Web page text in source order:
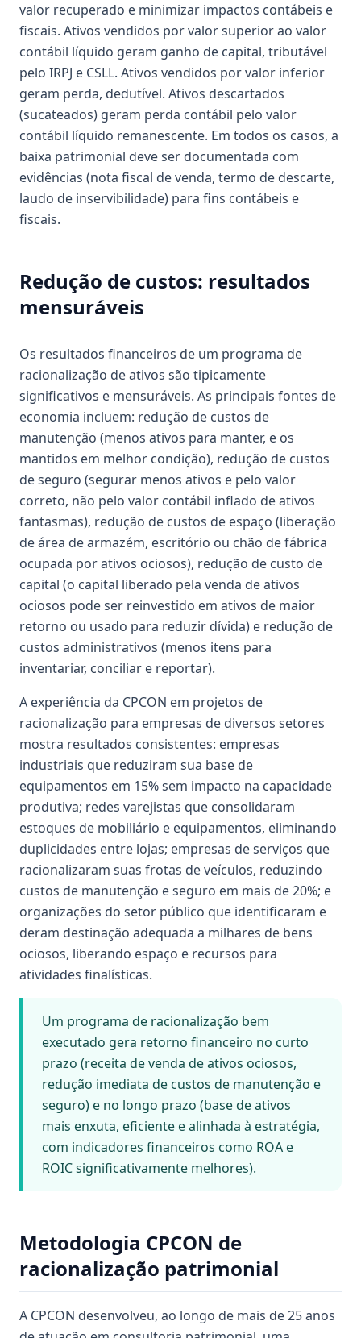
valor recuperado e minimizar impactos contábeis e
fiscais. Ativos vendidos por valor superior ao valor
contábil líquido geram ganho de capital, tributável
pelo IRPJ e CSLL. Ativos vendidos por valor inferior
geram perda, dedutível. Ativos descartados
(sucateados) geram perda contábil pelo valor
contábil líquido remanescente. Em todos os casos, a
baixa patrimonial deve ser documentada com
evidências (nota fiscal de venda, termo de descarte,
laudo de inservibilidade) para fins contábeis e
fiscais.
Redução de custos: resultados
mensuráveis
Os resultados financeiros de um programa de
racionalização de ativos são tipicamente
significativos e mensuráveis. As principais fontes de
economia incluem: redução de custos de
manutenção (menos ativos para manter, e os
mantidos em melhor condição), redução de custos
de seguro (segurar menos ativos e pelo valor
correto, não pelo valor contábil inflado de ativos
fantasmas), redução de custos de espaço (liberação
de área de armazém, escritório ou chão de fábrica
ocupada por ativos ociosos), redução de custo de
capital (o capital liberado pela venda de ativos
ociosos pode ser reinvestido em ativos de maior
retorno ou usado para reduzir dívida) e redução de
custos administrativos (menos itens para
inventariar, conciliar e reportar).
A experiência da CPCON em projetos de
racionalização para empresas de diversos setores
mostra resultados consistentes: empresas
industriais que reduziram sua base de
equipamentos em 15% sem impacto na capacidade
produtiva; redes varejistas que consolidaram
estoques de mobiliário e equipamentos, eliminando
duplicidades entre lojas; empresas de serviços que
racionalizaram suas frotas de veículos, reduzindo
custos de manutenção e seguro em mais de 20%; e
organizações do setor público que identificaram e
deram destinação adequada a milhares de bens
ociosos, liberando espaço e recursos para
atividades finalísticas.
Um programa de racionalização bem
executado gera retorno financeiro no curto
prazo (receita de venda de ativos ociosos,
redução imediata de custos de manutenção e
seguro) e no longo prazo (base de ativos
mais enxuta, eficiente e alinhada à estratégia,
com indicadores financeiros como ROA e
ROIC significativamente melhores).
Metodologia CPCON de
racionalização patrimonial
A CPCON desenvolveu, ao longo de mais de 25 anos